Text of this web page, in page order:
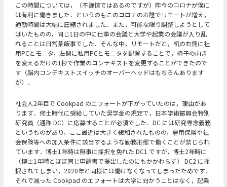
この時間については，（不謹慎ではあるのですが）昨今のコロナが僕に
は有利に働きました．というのもこのコロナのお陰でリモートが増え，
通勤時間は大幅に圧縮されました．また，可能な限り調整しようとして
はいたものの，同じ1日の中に仕事の会議と大学や起業の会議が入り乱
れることは日常茶飯事でした．そんな中，リモートだと，机の右側に社
用PCとモニタ，左側に私用PCとモニタを配置することで，椅子の向き
を変えるだけの1秒で作業のコンテキストを変更することができたので
す（脳内コンテキストスイッチのオーバーヘッドはもちろんあります
が）．
社会人2年目で Cookpad のエフォートが下がっていたのは，理由があ
ります．修士時代に受給していた奨学金の規定で，日本学術振興会特別
研究員（通称 DC）に応募することが必須でした．DC には研究専念義務
というものがあり，ここ最近は大きく緩和されたものの，雇用保険や社
会保険等への加入条件に該当するような勤務形態で働くことが禁じられ
ています．博士1年時は無事に採択を免れた DC1 ですが，博士2年時に
（博士1年時とほぼ同じ申請書で提出したのにもかかわらず） DC2 に採
択されてしまい，2020年と同様には働けなくなってしまったためです．
それで減った Cookpad のエフォートは大学に向かうことはなく，起業